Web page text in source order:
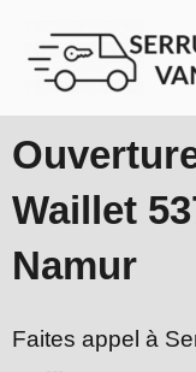
contenu
Waillet
Namur
Faites appel à